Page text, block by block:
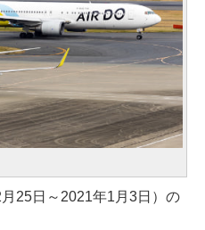
25日～2021年1月3日）の